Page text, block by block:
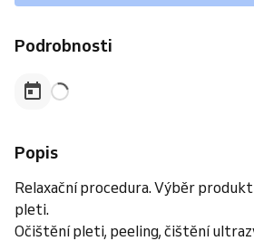
Podrobnosti
Popis
Relaxační procedura. Výběr
pleti.
Očištění pleti, peeling, čištění